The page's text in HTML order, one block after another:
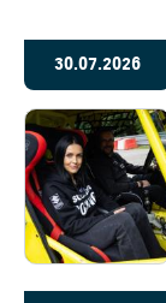
30.07.2026